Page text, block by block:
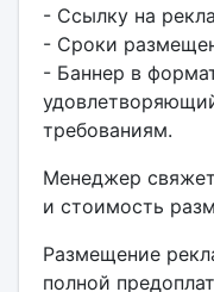
- Ссылку на
- Сроки
- Баннер в
требованиям.
Менеджер
и стоимость
Размещение
полной